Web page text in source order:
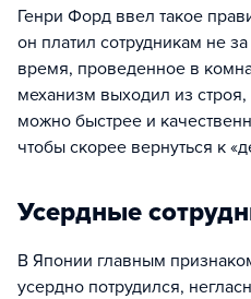
Генри Форд ввел такое
он платил сотрудникам не
время, проведенное в
механизм выходил из
можно быстрее и
чтобы скорее вернуться к
Усердные
В Японии главным
усердно потрудился,